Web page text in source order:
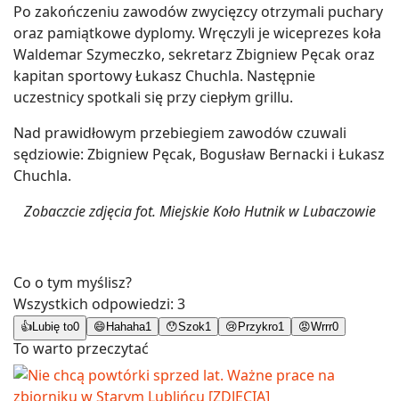
Po zakończeniu zawodów zwycięzcy otrzymali puchary
oraz pamiątkowe dyplomy. Wręczyli je wiceprezes koła
Waldemar Szymeczko, sekretarz Zbigniew Pęcak oraz
kapitan sportowy Łukasz Chuchla. Następnie
uczestnicy spotkali się przy ciepłym grillu.
Nad prawidłowym przebiegiem zawodów czuwali
sędziowie: Zbigniew Pęcak, Bogusław Bernacki i Łukasz
Chuchla.
Zobaczcie zdjęcia fot. Miejskie Koło Hutnik w Lubaczowie
Co o tym myślisz?
Wszystkich odpowiedzi: 3
👍 Lubię to0 😄 Hahaha1 😯Szok1 😢 Przykro1 😡Wrrr0
To warto przeczytać